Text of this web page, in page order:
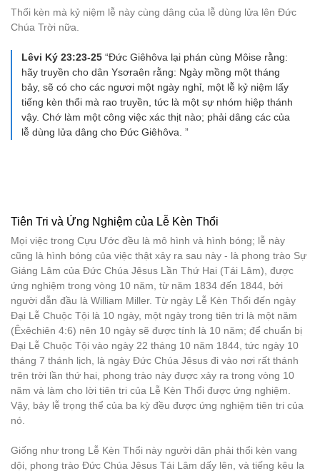
Thổi kèn mà kỷ niệm lễ này cùng dâng của lễ dùng lửa lên Đức
Chúa Trời nữa.
Lêvi Ký 23:23-25 “Đức Giêhôva lại phán cùng Môise rằng:
hãy truyền cho dân Ysơraên rằng: Ngày mồng một tháng
bảy, sẽ có cho các ngươi một ngày nghỉ, một lễ kỷ niệm lấy
tiếng kèn thổi mà rao truyền, tức là một sự nhóm hiệp thánh
vậy. Chớ làm một công việc xác thịt nào; phải dâng các của
lễ dùng lửa dâng cho Ðức Giêhôva. ”
Tiên Tri và Ứng Nghiệm của Lễ Kèn Thổi
Mọi việc trong Cựu Ước đều là mô hình và hình bóng; lễ này
cũng là hình bóng của việc thật xảy ra sau này - là phong trào Sự
Giáng Lâm của Đức Chúa Jêsus Lần Thứ Hai (Tái Lâm), được
ứng nghiệm trong vòng 10 năm, từ năm 1834 đến 1844, bởi
người dẫn đầu là William Miller. Từ ngày Lễ Kèn Thổi đến ngày
Đại Lễ Chuộc Tội là 10 ngày, một ngày trong tiên tri là một năm
(Êxêchiên 4:6) nên 10 ngày sẽ được tính là 10 năm; để chuẩn bị
Đại Lễ Chuộc Tội vào ngày 22 tháng 10 năm 1844, tức ngày 10
tháng 7 thánh lịch, là ngày Đức Chúa Jêsus đi vào nơi rất thánh
trên trời lần thứ hai, phong trào này được xảy ra trong vòng 10
năm và làm cho lời tiên tri của Lễ Kèn Thổi được ứng nghiệm.
Vậy, bảy lễ trọng thể của ba kỳ đều được ứng nghiệm tiên tri của
nó.
Giống như trong Lễ Kèn Thổi này người dân phải thổi kèn vang
dội, phong trào Đức Chúa Jêsus Tái Lâm dấy lên, và tiếng kêu la